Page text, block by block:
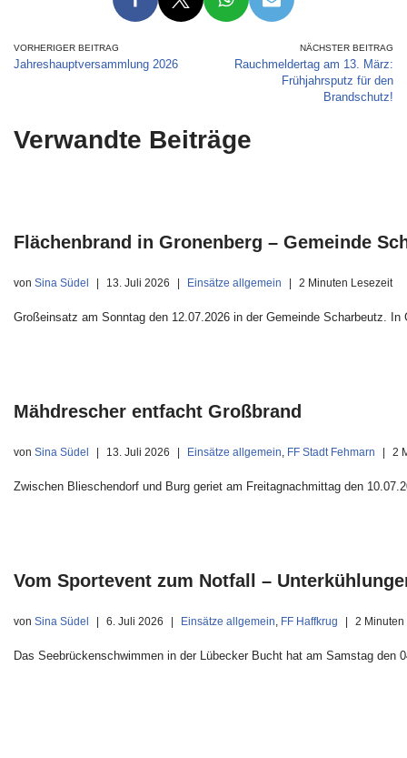
VORHERIGER BEITRAG
Jahreshauptversammlung 2026
NÄCHSTER BEITRAG
Rauchmeldertag am 13. März:
Frühjahrsputz für den
Brandschutz!
Verwandte Beiträge
Flächenbrand in Gronenberg – Gemeinde
von Sina Südel 13. Juli 2026 Einsätze allgemein 2 Minuten Lesezeit
Großeinsatz am Sonntag den 12.07.2026 in der Gemeinde Scharbeutz.
Mähdrescher entfacht Großbrand
von Sina Südel 13. Juli 2026 Einsätze allgemein FF Stadt Fehmarn 2
Zwischen Blieschendorf und Burg geriet am Freitagnachmittag den
Vom Sportevent zum Notfall –
von Sina Südel 6. Juli 2026 Einsätze allgemein FF Haffkrug 2 Minuten
Das Seebrückenschwimmen in der Lübecker Bucht hat am Samstag